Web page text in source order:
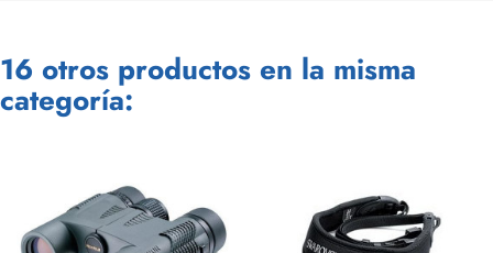
16 otros productos en la misma
categoría: